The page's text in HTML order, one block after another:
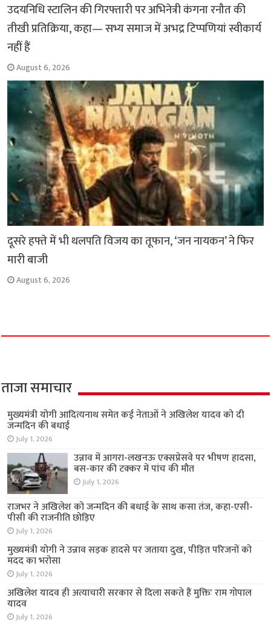
उदयनिधि स्टालिन की गिरफ्तारी पर अभिनेत्री कंगना रनौत की
तीखी प्रतिक्रिया, कहा— सभ्य समाज में अभद्र टिप्पणियां स्वीकार्य
नहीं हैं
August 6, 2026
दूसरे हफ्ते में भी थलपति विजय का तूफान, ‘जन नायकन’ ने फिर
मारी बाजी
August 6, 2026
ताजा समाचार
मुख्यमंत्री योगी आदित्यनाथ समेत कई नेताओं ने अखिलेश यादव को दी
जन्मदिन की बधाई
July 1, 2026
उन्नाव में आगरा-लखनऊ एक्सप्रेसवे पर भीषण हादसा,
बस-कार की टक्कर में पांच की मौत
July 1, 2026
राजभर ने अखिलेश को जन्मदिन की बधाई के साथ कसा तंज, कहा-एसी-
पीसी की राजनीति छोड़िए
July 1, 2026
मुख्यमंत्री योगी ने उन्नाव सड़क हादसे पर जताया दुख, पीड़ित परिजनों को
मदद का भरोसा
July 1, 2026
अखिलेश यादव ही अत्याचारी सरकार से दिला सकते हैं मुक्तिः राम गोपाल
यादव
July 1, 2026